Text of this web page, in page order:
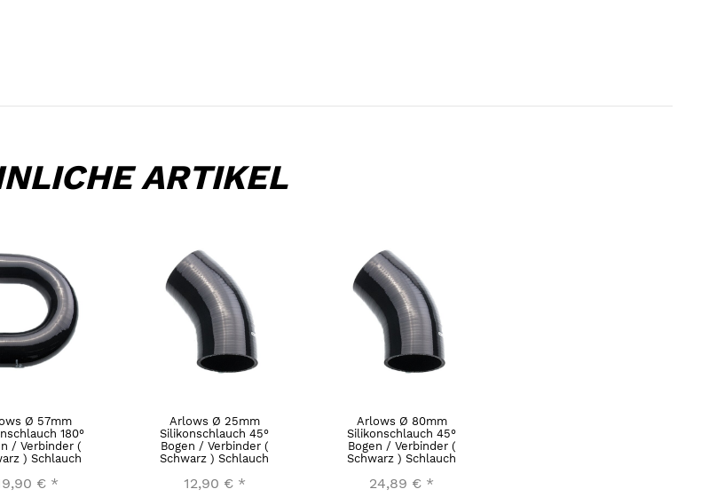
ARTIKEL
Ø 57mm
180°
/ Verbinder (
) Schlauch
€ *
Arlows Ø 25mm
Silikonschlauch 45°
Bogen / Verbinder (
Schwarz ) Schlauch
12,90 € *
Arlows Ø 80mm
Silikonschlauch 45°
Bogen / Verbinder (
Schwarz ) Schlauch
24,89 € *